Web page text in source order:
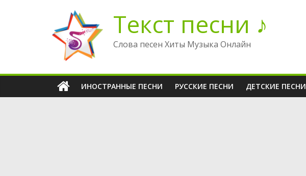
содержимому
Текст песни ♪
Слова песен Хиты Музыка Онлайн
ИНОСТРАННЫЕ ПЕСНИ РУССКИЕ ПЕСНИ ДЕТСКИЕ ПЕСНИ